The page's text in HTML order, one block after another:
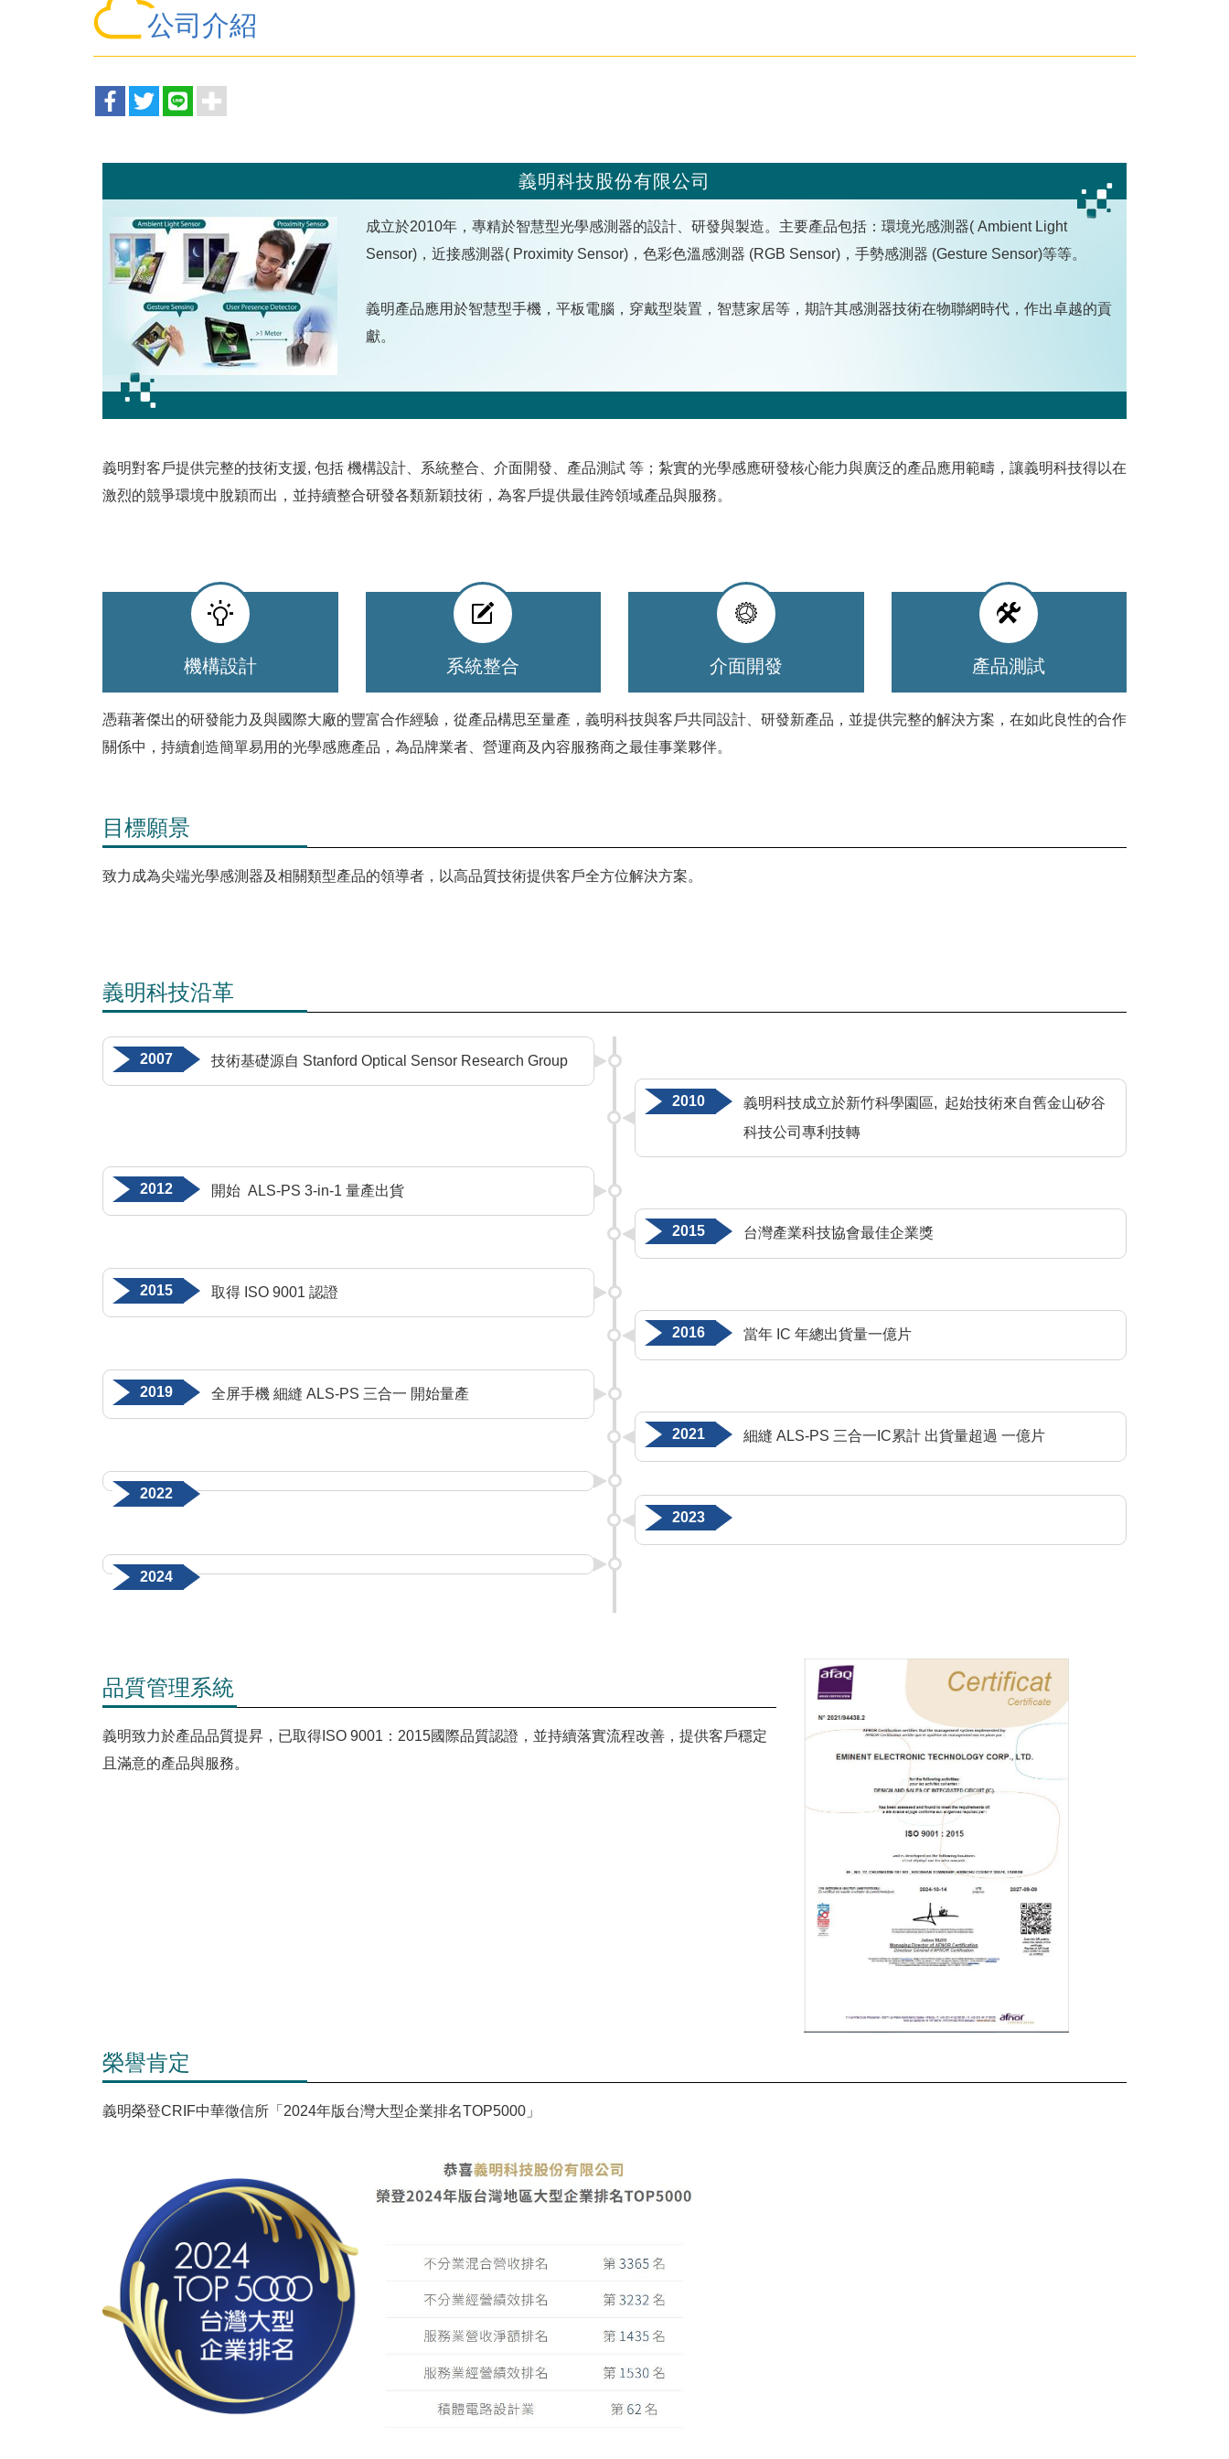
公司介紹
義明科技股份有限公司
成立於2010年，專精於智慧型光學感測器的設計、研發與製造。主要產品包括：環境光感測器( Ambient Light
Sensor)，近接感測器( Proximity Sensor)，色彩色溫感測器 (RGB Sensor)，手勢感測器 (Gesture Sensor)等等。
義明產品應用於智慧型手機，平板電腦，穿戴型裝置，智慧家居等，期許其感測器技術在物聯網時代，作出卓越的貢
獻。
義明對客戶提供完整的技術支援, 包括 機構設計、系統整合、介面開發、產品測試 等；紮實的光學感應研發核心能力與廣泛的產品應用範疇，讓義明科技得以在
激烈的競爭環境中脫穎而出，並持續整合研發各類新穎技術，為客戶提供最佳跨領域產品與服務。
機構設計 系統整合 介面開發 產品測試
憑藉著傑出的研發能力及與國際大廠的豐富合作經驗，從產品構思至量產，義明科技與客戶共同設計、研發新產品，並提供完整的解決方案，在如此良性的合作
關係中，持續創造簡單易用的光學感應產品，為品牌業者、營運商及內容服務商之最佳事業夥伴。
目標願景
致力成為尖端光學感測器及相關類型產品的領導者，以高品質技術提供客戶全方位解決方案。
義明科技沿革
2007 技術基礎源自 Stanford Optical Sensor Research Group
2010
義明科技成立於新竹科學園區, 起始技術來自舊金山矽谷
科技公司專利技轉
2012 開始 ALS-PS 3-in-1 量產出貨
2015 台灣產業科技協會最佳企業獎
2015 取得 ISO 9001 認證
2016 當年 IC 年總出貨量一億片
2019 全屏手機 細縫 ALS-PS 三合一 開始量產
2021 細縫 ALS-PS 三合一IC累計 出貨量超過 一億片
2022
2023
2024
品質管理系統
義明致力於產品品質提昇，已取得ISO 9001：2015國際品質認證，並持續落實流程改善，提供客戶穩定
且滿意的產品與服務。
榮譽肯定
義明榮登CRIF中華徵信所「2024年版台灣大型企業排名TOP5000」